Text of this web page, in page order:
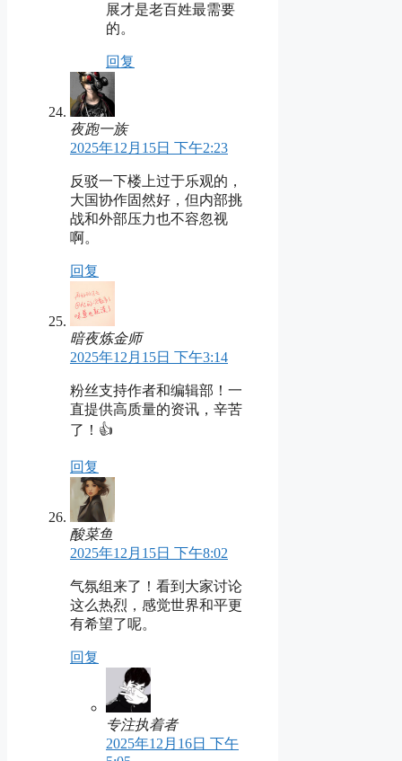
展才是老百姓最需要
的。
回复
夜跑一族
2025年12月15日 下午2:23
反驳一下楼上过于乐观的，
大国协作固然好，但内部挑
战和外部压力也不容忽视
啊。
回复
暗夜炼金师
2025年12月15日 下午3:14
粉丝支持作者和编辑部！一
直提供高质量的资讯，辛苦
了！👍
回复
酸菜鱼
2025年12月15日 下午8:02
气氛组来了！看到大家讨论
这么热烈，感觉世界和平更
有希望了呢。
回复
专注执着者
2025年12月16日 下午